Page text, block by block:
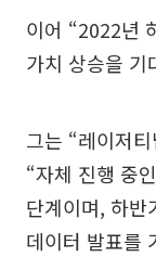
이어 “2022년
가치 상승을 기
그는 “레이저
“자체 진행 중
단계이며, 하반
데이터 발표를